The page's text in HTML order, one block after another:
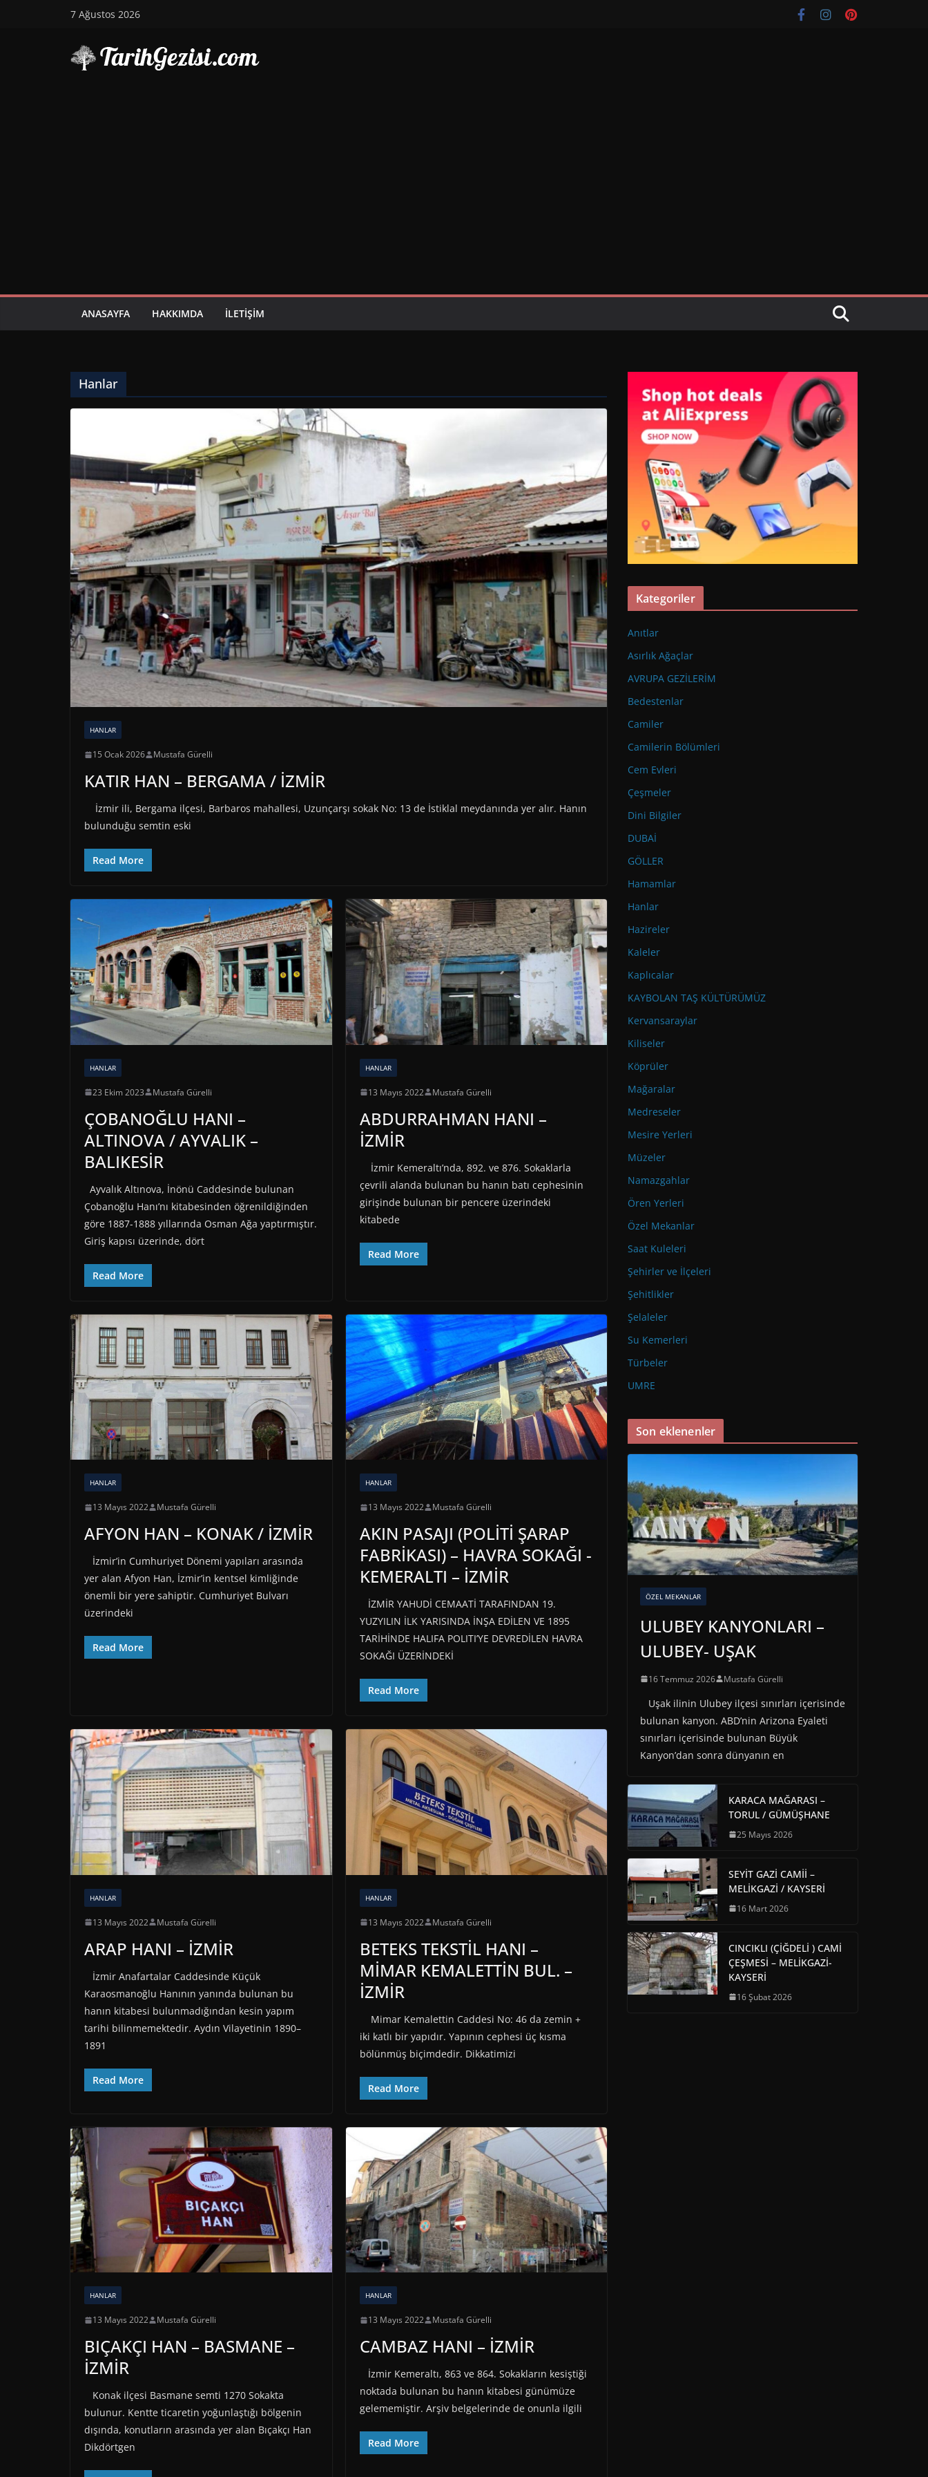
7 Ağustos 2026
ANASAYFA HAKKIMDA İLETIŞIM
Hanlar
HANLAR
15 Ocak 2026 Mustafa Gürelli
KATIR HAN – BERGAMA / İZMİR
İzmir ili, Bergama ilçesi, Barbaros mahallesi, Uzunçarşı sokak No: 13 de İstiklal meydanında yer alır. Hanın
bulunduğu semtin eski
Read More
HANLAR
23 Ekim 2023 Mustafa Gürelli
ÇOBANOĞLU HANI –
ALTINOVA / AYVALIK –
BALIKESİR
Ayvalık Altınova, İnönü Caddesinde bulunan
Çobanoğlu Hanı’nı kitabesinden öğrenildiğinden
göre 1887-1888 yıllarında Osman Ağa yaptırmıştır.
Giriş kapısı üzerinde, dört
Read More
HANLAR
13 Mayıs 2022 Mustafa Gürelli
ABDURRAHMAN HANI –
İZMİR
İzmir Kemeraltı’nda, 892. ve 876. Sokaklarla
çevrili alanda bulunan bu hanın batı cephesinin
girişinde bulunan bir pencere üzerindeki
kitabede
Read More
HANLAR
13 Mayıs 2022 Mustafa Gürelli
AFYON HAN – KONAK / İZMİR
İzmir’in Cumhuriyet Dönemi yapıları arasında
yer alan Afyon Han, İzmir’in kentsel kimliğinde
önemli bir yere sahiptir. Cumhuriyet Bulvarı
üzerindeki
Read More
HANLAR
13 Mayıs 2022 Mustafa Gürelli
AKIN PASAJI (POLİTİ ŞARAP
FABRİKASI) – HAVRA SOKAĞI -
KEMERALTI – İZMİR
İZMİR YAHUDİ CEMAATİ TARAFINDAN 19.
YUZYILIN İLK YARISINDA İNŞA EDİLEN VE 1895
TARİHİNDE HALIFA POLITI’YE DEVREDİLEN HAVRA
SOKAĞI ÜZERİNDEKİ
Read More
HANLAR
13 Mayıs 2022 Mustafa Gürelli
ARAP HANI – İZMİR
İzmir Anafartalar Caddesinde Küçük
Karaosmanoğlu Hanının yanında bulunan bu
hanın kitabesi bulunmadığından kesin yapım
tarihi bilinmemektedir. Aydın Vilayetinin 1890–
1891
Read More
HANLAR
13 Mayıs 2022 Mustafa Gürelli
BETEKS TEKSTİL HANI –
MİMAR KEMALETTİN BUL. –
İZMİR
Mimar Kemalettin Caddesi No: 46 da zemin +
iki katlı bir yapıdır. Yapının cephesi üç kısma
bölünmüş biçimdedir. Dikkatimizi
Read More
HANLAR
13 Mayıs 2022 Mustafa Gürelli
BIÇAKÇI HAN – BASMANE –
İZMİR
Konak ilçesi Basmane semti 1270 Sokakta
bulunur. Kentte ticaretin yoğunlaştığı bölgenin
dışında, konutların arasında yer alan Bıçakçı Han
Dikdörtgen
HANLAR
13 Mayıs 2022 Mustafa Gürelli
CAMBAZ HANI – İZMİR
İzmir Kemeraltı, 863 ve 864. Sokakların kesiştiği
noktada bulunan bu hanın kitabesi günümüze
gelememiştir. Arşiv belgelerinde de onunla ilgili
Read More
Kategoriler
Anıtlar
Asırlık Ağaçlar
AVRUPA GEZİLERİM
Bedestenlar
Camiler
Camilerin Bölümleri
Cem Evleri
Çeşmeler
Dini Bilgiler
DUBAİ
GÖLLER
Hamamlar
Hanlar
Hazireler
Kaleler
Kaplıcalar
KAYBOLAN TAŞ KÜLTÜRÜMÜZ
Kervansaraylar
Kiliseler
Köprüler
Mağaralar
Medreseler
Mesire Yerleri
Müzeler
Namazgahlar
Ören Yerleri
Özel Mekanlar
Saat Kuleleri
Şehirler ve İlçeleri
Şehitlikler
Şelaleler
Su Kemerleri
Türbeler
UMRE
Son eklenenler
ÖZEL MEKANLAR
ULUBEY KANYONLARI –
ULUBEY- UŞAK
16 Temmuz 2026 Mustafa Gürelli
Uşak ilinin Ulubey ilçesi sınırları içerisinde
bulunan kanyon. ABD’nin Arizona Eyaleti
sınırları içerisinde bulunan Büyük
Kanyon’dan sonra dünyanın en
KARACA MAĞARASI –
TORUL / GÜMÜŞHANE
25 Mayıs 2026
SEYİT GAZİ CAMİİ –
MELİKGAZİ / KAYSERİ
16 Mart 2026
CINCIKLI (ÇİĞDELİ ) CAMİ
ÇEŞMESİ – MELİKGAZİ-
KAYSERİ
16 Şubat 2026